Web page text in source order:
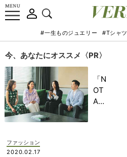
#一生ものジュエリー #Tシャツ
今、あなたにオススメ〈PR〉
「N
OT
A
ファッション
2020.02.17